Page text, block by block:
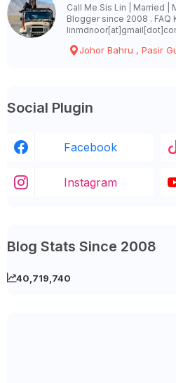
Call Me Sis Lin | Married
Blogger since 2008 . FAQ
Johor Bahru , Pasir
Social Plugin
Facebook
Instagram
Blog Stats Since 2008
40,719,740